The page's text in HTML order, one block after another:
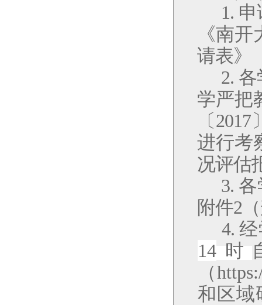
1.
《南开
请表》
2. 各
学严把
〔2017
进行考
况评估
3. 各
附件2 （
4.
14 时
（
和区域